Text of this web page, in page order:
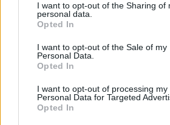
I want to opt-out of the Sharing of
personal data.
Opted In
I want to opt-out of the Sale of my
Personal Data.
Opted In
I want to opt-out of processing my
Personal Data for Targeted
Opted In
παραθεριστές